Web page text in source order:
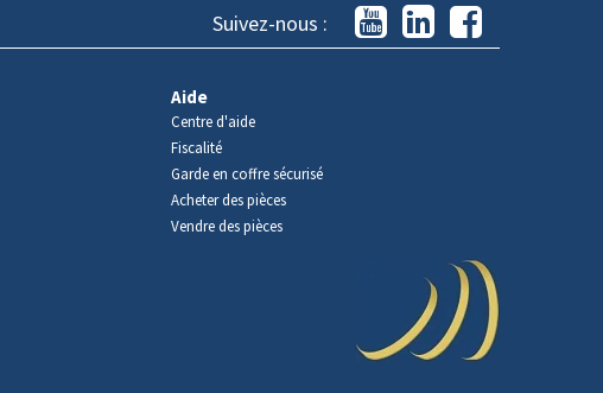
Suivez-nous :
Aide
Centre d'aide
Fiscalité
Garde en coffre sécurisé
Acheter des pièces
Vendre des pièces